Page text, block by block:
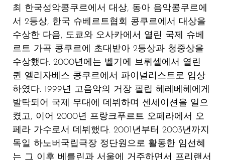
최 한국성악콩쿠르에서 대상, 동아 음악콩쿠르에
서 2등상, 한국 슈베르트협회 콩쿠르에서 대상을
수상한 다음, 도쿄와 오사카에서 열린 국제 슈베
르트 가곡 콩쿠르에 초대받아 2등상과 청중상을
수상했다. 2000년에는 벨기에 브뤼셀에서 열린
퀸 엘리자베스 콩쿠르에서 파이널리스트로 입상
하였다. 1999년 고음악의 거장 필립 헤레베헤에게
발탁되어 국제 무대에 데뷔하며 센세이션을 일으
켰고, 이어 2000년 프랑크푸르트 오페라에서 오
페라 가수로서 데뷔했다. 2001년부터 2003년까지
독일 하노버국립극장 정단원으로 활동한 임선혜
는 그 이후 베를린과 서울에 거주하면서 프리랜서